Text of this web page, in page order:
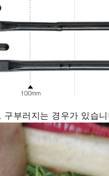
구부러지는 경우가 있습